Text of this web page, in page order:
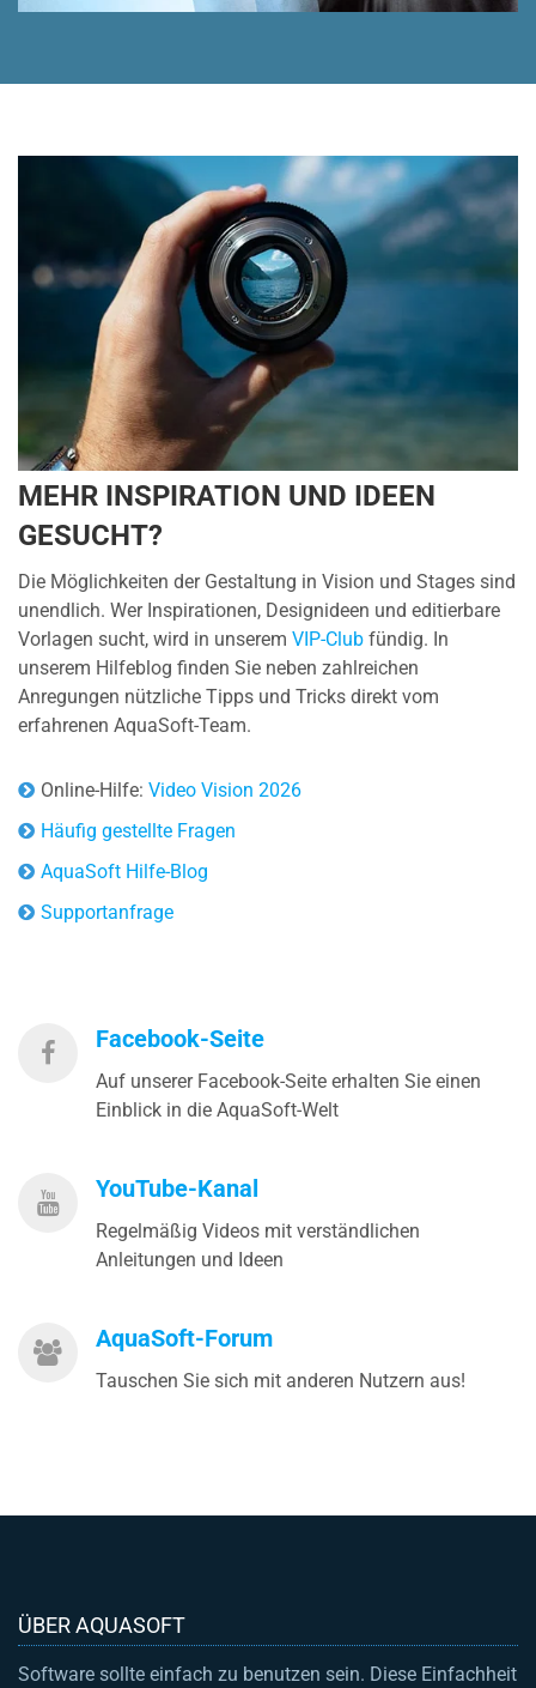
MEHR INSPIRATION UND IDEEN
GESUCHT?
Die Möglichkeiten der Gestaltung in Vision und Stages sind
unendlich. Wer Inspirationen, Designideen und editierbare
Vorlagen sucht, wird in unserem VIP-Club fündig. In
unserem Hilfeblog finden Sie neben zahlreichen
Anregungen nützliche Tipps und Tricks direkt vom
erfahrenen AquaSoft-Team.
Online-Hilfe: Video Vision 2026
Häufig gestellte Fragen
AquaSoft Hilfe-Blog
Supportanfrage
Facebook-Seite
Auf unserer Facebook-Seite erhalten Sie einen
Einblick in die AquaSoft-Welt
YouTube-Kanal
Regelmäßig Videos mit verständlichen
Anleitungen und Ideen
AquaSoft-Forum
Tauschen Sie sich mit anderen Nutzern aus!
ÜBER AQUASOFT
Software sollte einfach zu benutzen sein. Diese Einfachheit